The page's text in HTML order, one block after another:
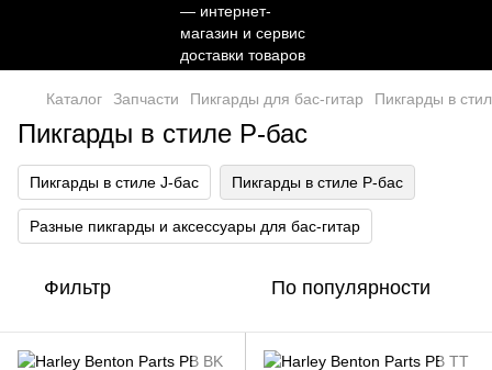
Каталог Запчасти Пикгарды для бас-гитар Пикгарды в
Пикгарды в стиле P-бас
Пикгарды в стиле J-бас Пикгарды в стиле P-бас
Разные пикгарды и аксессуары для бас-гитар
Фильтр По популярности